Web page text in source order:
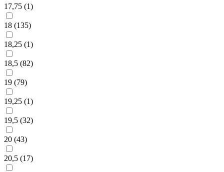
17,75 (1)
18 (135)
18,25 (1)
18,5 (82)
19 (79)
19,25 (1)
19,5 (32)
20 (43)
20,5 (17)